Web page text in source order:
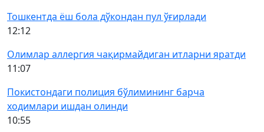
Тошкентда ёш бола дўкондан пул ўғирлади
12:12
Олимлар аллергия чақирмайдиган итларни яратди
11:07
Покистондаги полиция бўлимининг барча
ходимлари ишдан олинди
10:55